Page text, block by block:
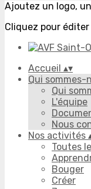
Ajoutez un logo,
Cliquez pour éditer
Accueil ▴▾
Qui sommes-
Qui
L'équipe
Nous
Nos activités
Toutes
Bouger
Créer